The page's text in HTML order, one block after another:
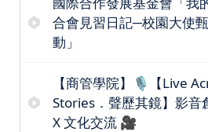
合會見習日記─校園大使
動」
【商管學院】🎙️【Live
Stories．聲歷其鏡】影音
X 文化交流 🎥